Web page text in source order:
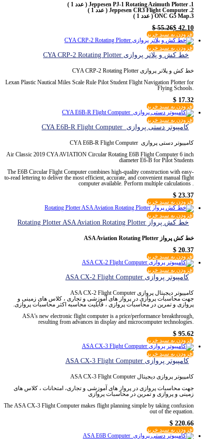
1. Jeppesen PJ-1 Rotating Azimuth Plotter ( عدد 1 )
2. Jeppesen CR3 Flight Computer ( عدد 1 )
3.ONC G5 Map ( عدد 1 )
$ 42.10
$55.26
افزودن به سبد خرید
افزودن به سبد خرید
خط کش و پلاتر پروازی CYA CRP-2 Rotating Plotter
خط کش و پلاتر پروازی CYA CRP-2 Rotating Plotter
Lexan Plastic Nautical Miles Scale Rule Pilot Student Flight Navigation Plotter for
Flying Schools.
$ 17.32
افزودن به سبد خرید
افزودن به سبد خرید
کامپیوتر دستی پروازی CYA E6B-R Flight Computer
کامپیوتر دستی پروازی CYA E6B-R Flight Computer
Air Classic 2019 CYA AVIATION Circular Rotating E6B Flight Computer 6 inch
diameter E6-B for Pilot Students
The E6B Circular Flight Computer combines high-quality construction with easy-
to-read lettering to deliver the most efficient, accurate, and convenient manual flight
computer available. Perform multiple calculations .
$ 23.37
افزودن به سبد خرید
افزودن به سبد خرید
خط کش پرواز Rotating Plotter ASA Aviation Rotating Plotter
خط کش پرواز ASA Aviation Rotating Plotter
$ 20.37
افزودن به سبد خرید
افزودن به سبد خرید
کامپیوتر پروازی ASA CX-2 Flight Computer
کامپیوتر دیجیتال پروازی ASA CX-2 Flight Computer
جهت محاسبات پروازی در پرواز های آموزشی و تجاری ، کلاس های زمینی و
پروازی و تمرین در محاسبات پروازی ، قابلیت محاسبه اکثر محاسبات پروازی.
ASA’s new electronic flight computer is a price/performance breakthrough,
resulting from advances in display and microcomputer technologies.
$ 95.62
افزودن به سبد خرید
افزودن به سبد خرید
کامپیوتر پروازی ASA CX-3 Flight Computer
کامپیوتر پروازی دیجیتال ASA CX-3 Flight Computer
جهت محاسبات پروازی در پرواز های آموزشی و تجاری، امتحانات ، کلاس های
زمینی و پروازی و تمرین در محاسبات پروازی
The ASA CX-3 Flight Computer makes flight planning simple by taking confusion
out of the equation.
$ 220.66
افزودن به سبد خرید